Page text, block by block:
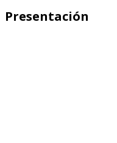
Presentación